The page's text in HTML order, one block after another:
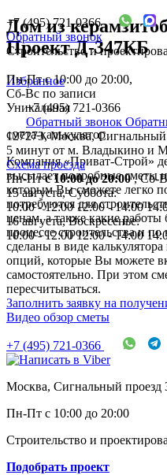
+7 (495) 721-0366
Обратный звонок
Строительство и
Пн-Пт с 10:00 до 20:00,
Сб-Вс по записи
+7 (495) 721-0366
Обратный звонок
127273, Москва,
5 минут от м. Владыкино и
Схема проезда
Пн-Птс 10:00 до 20:00,Сб-
15 августа, Суббота:
10:00 - 12:00 12:00 - 14:00
16 августа, Воскресенье:
10:00 - 12:00 12:00 - 14:00
Дом из
Проект Д-347КБ
Избранное
Уникальная
смета-калькулятор
Компания «Приват-Строй»
высылает подробные сметы
которым Вы сможете легко
потребуются для
ценам, а также какие работы
процессе строительства и
сделаны в виде
опций, которые Вы можете
самостоятельно. При этом
пересчитываться.
Заполнить заявку на
Видео обзор сметы
+7 (495) 721-0366
Москва, Сигнальный проезд
Пн-Пт с 10:00 до 20:00
Строительство и
Подобрать проект